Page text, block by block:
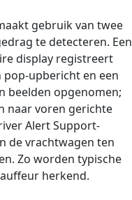
gebruik van twee
te detecteren. Een
display registreert
upbericht en een
beelden opgenomen;
naar voren gerichte
Alert Support-
de vrachtwagen ten
Zo worden typische
herkend.